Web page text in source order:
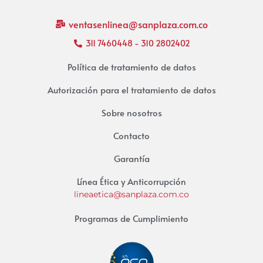
ventasenlinea@sanplaza.com.co
311 7460448 - 310 2802402
Política de tratamiento de datos
Autorización para el tratamiento de datos
Sobre nosotros
Contacto
Garantía
Línea Ética y Anticorrupción
lineaetica@sanplaza.com.co
Programas de Cumplimiento